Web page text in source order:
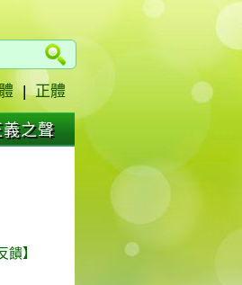
| 正體
義之聲
饋】